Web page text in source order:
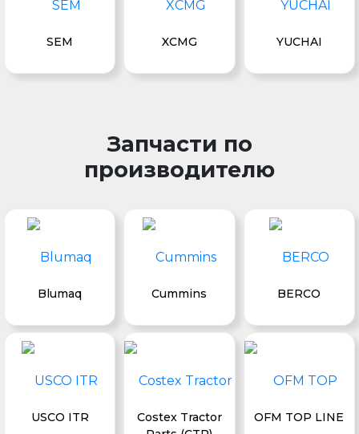
SEM XCMG YUCHAI
Запчасти по
производителю
Blumaq Cummins BERCO
USCO ITR
Costex Tractor
OFM TOP LINE